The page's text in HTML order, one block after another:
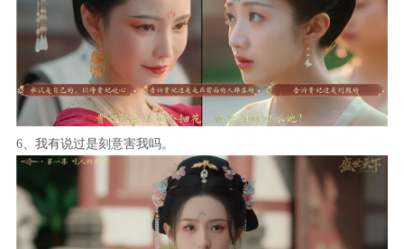
6、我有说过是刻意害我吗。